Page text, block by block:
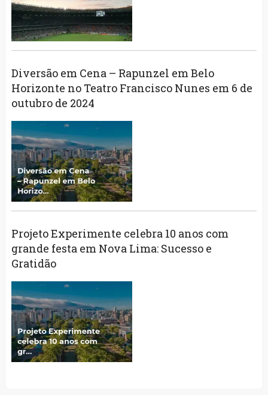
Diversão em Cena – Rapunzel em Belo
Horizonte no Teatro Francisco Nunes em 6 de
outubro de 2024
Projeto Experimente celebra 10 anos com
grande festa em Nova Lima: Sucesso e
Gratidão